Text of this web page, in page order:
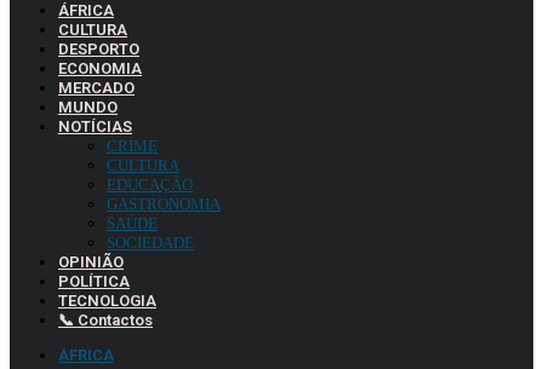
ÁFRICA
CULTURA
DESPORTO
ECONOMIA
MERCADO
MUNDO
NOTÍCIAS
CRIME
CULTURA
EDUCAÇÃO
GASTRONOMIA
SAÚDE
SOCIEDADE
OPINIÃO
POLÍTICA
TECNOLOGIA
📞 Contactos
ÁFRICA